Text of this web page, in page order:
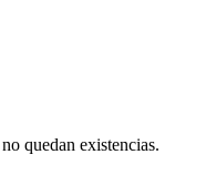
quedan existencias.